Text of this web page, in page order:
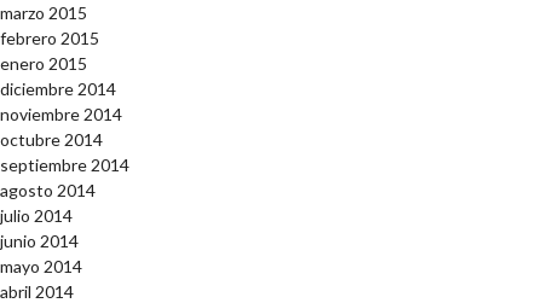
marzo 2015
febrero 2015
enero 2015
diciembre 2014
noviembre 2014
octubre 2014
septiembre 2014
agosto 2014
julio 2014
junio 2014
mayo 2014
abril 2014